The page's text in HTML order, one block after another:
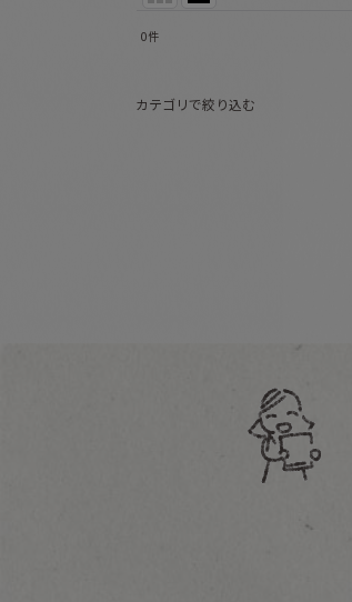
並び順
0件
カテゴリで絞り込む